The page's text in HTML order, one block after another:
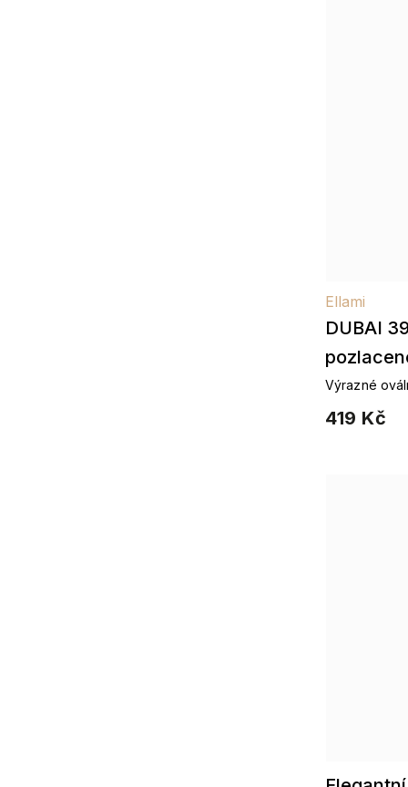
DUBAI
Ellami
419 Kč
Výrazné